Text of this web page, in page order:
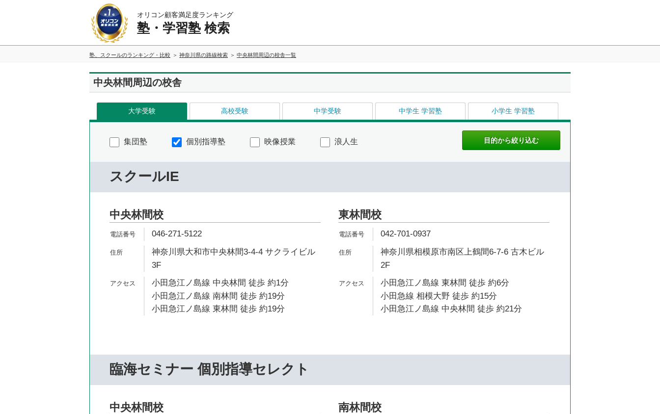
オリコン顧客満足度ランキング
塾・学習塾 検索
塾、スクールのランキング・比較 神奈川県の路線検索 中央林間周辺の校舎一覧
中央林間周辺の校舎
大学受験 高校受験 中学受験 中学生 学習塾 小学生 学習塾
集団塾 個別指導塾 映像授業 浪人生
スクールIE
中央林間校
046-271-5122
神奈川県大和市中央林間3-4-4 サクライビル
3F
小田急江ノ島線 中央林間 徒歩 約1分
小田急江ノ島線 南林間 徒歩 約19分
小田急江ノ島線 東林間 徒歩 約19分
東林間校
042-701-0937
神奈川県相模原市南区上鶴間6-7-6 古木ビル
2F
小田急江ノ島線 東林間 徒歩 約6分
小田急線 相模大野 徒歩 約15分
小田急江ノ島線 中央林間 徒歩 約21分
臨海セミナー 個別指導セレクト
中央林間校 南林間校